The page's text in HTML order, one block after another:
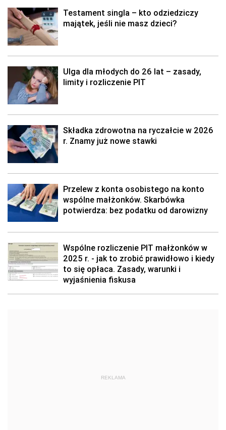
Testament singla – kto odziedziczy
majątek, jeśli nie masz dzieci?
Ulga dla młodych do 26 lat – zasady,
limity i rozliczenie PIT
Składka zdrowotna na ryczałcie w 2026
r. Znamy już nowe stawki
Przelew z konta osobistego na konto
wspólne małżonków. Skarbówka
potwierdza: bez podatku od darowizny
Wspólne rozliczenie PIT małżonków w
2025 r. - jak to zrobić prawidłowo i kiedy
to się opłaca. Zasady, warunki i
wyjaśnienia fiskusa
REKLAMA